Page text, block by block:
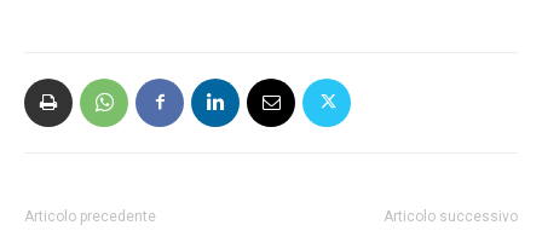
Articolo precedente Articolo successivo